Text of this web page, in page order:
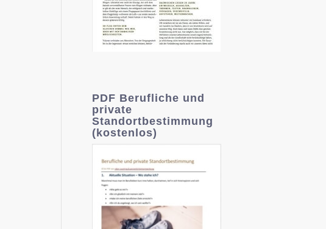
PDF Berufliche und
private
Standortbestimmung
(kostenlos)